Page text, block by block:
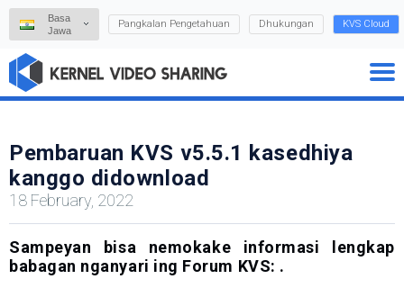
Basa
Jawa
Pangkalan Pengetahuan Dhukungan KVS Cloud
Pembaruan KVS v5.5.1 kasedhiya
kanggo didownload
18 February, 2022
Sampeyan bisa nemokake informasi lengkap
babagan nganyari ing Forum KVS: .